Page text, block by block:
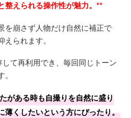
整えられる操作性が魅力。**
を崩さず人物だけ自然に補正で
られます。
して再利用でき、毎回同じトーン
がある時も自撮りを自然に盛り
薄くしたいという方にぴったり。